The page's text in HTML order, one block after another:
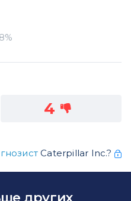
4
Caterpillar Inc.?
других